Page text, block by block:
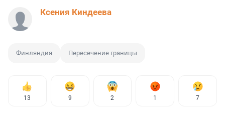
Ксения Киндеева
Финляндия Пересечение границы
13 9 2 1 7